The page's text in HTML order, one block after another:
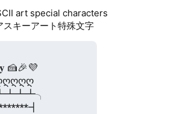
art special characters
キーアート特殊文字
🍰🎉💜